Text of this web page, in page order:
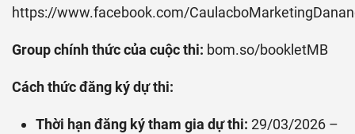
https://www.facebook.com/
Group chính thức của cuộc thi: bom.so/bookletMB
Cách thức đăng ký dự thi:
Thời hạn đăng ký tham gia dự thi: 29/03/2026 –